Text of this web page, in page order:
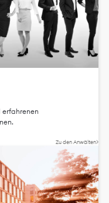
erfahrenen
Zu den Anwälten